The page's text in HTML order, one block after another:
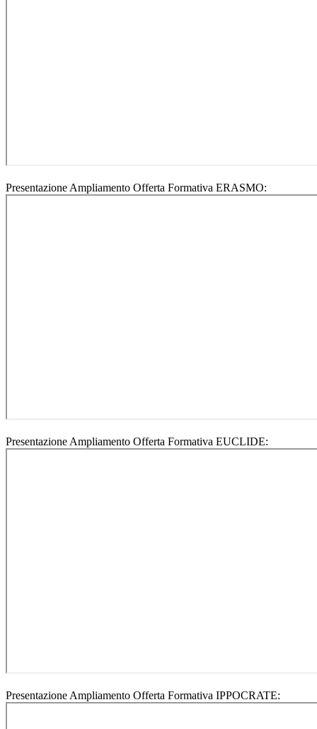
Presentazione Ampliamento Offerta Formativa ERASMO:
Presentazione Ampliamento Offerta Formativa EUCLIDE:
Presentazione Ampliamento Offerta Formativa IPPOCRATE: